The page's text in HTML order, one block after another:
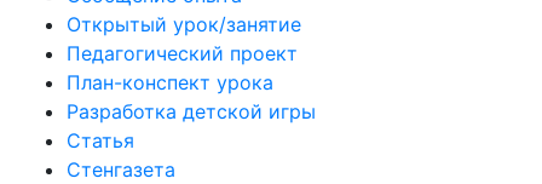
Открытый урок/занятие
Педагогический проект
План-конспект урока
Разработка детской игры
Статья
Стенгазета